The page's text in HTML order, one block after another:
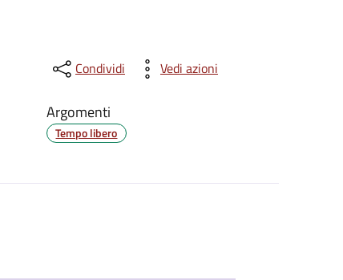
Condividi Vedi azioni
Argomenti
Tempo libero